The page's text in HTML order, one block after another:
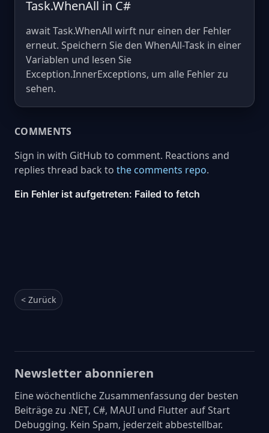
Task.WhenAll in C#
await Task.WhenAll wirft nur einen der Fehler
erneut. Speichern Sie den WhenAll-Task in einer
Variablen und lesen Sie
Exception.InnerExceptions, um alle Fehler zu
sehen.
COMMENTS
Sign in with GitHub to comment. Reactions and
replies thread back to the comments repo.
< Zurück
Newsletter abonnieren
Eine wöchentliche Zusammenfassung der besten
Beiträge zu .NET, C#, MAUI und Flutter auf Start
Debugging. Kein Spam, jederzeit abbestellbar.